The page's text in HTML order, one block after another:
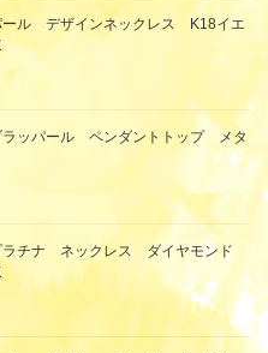
ル デザインネックレス K18イエ
ッパール ペンダントトップ メタ
チナ ネックレス ダイヤモンド